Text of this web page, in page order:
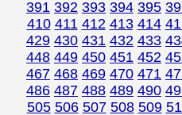
391 392 393 394 395
410 411 412 413 414
429 430 431 432 433
448 449 450 451 452
467 468 469 470 471
486 487 488 489 490
505 506 507 508 509